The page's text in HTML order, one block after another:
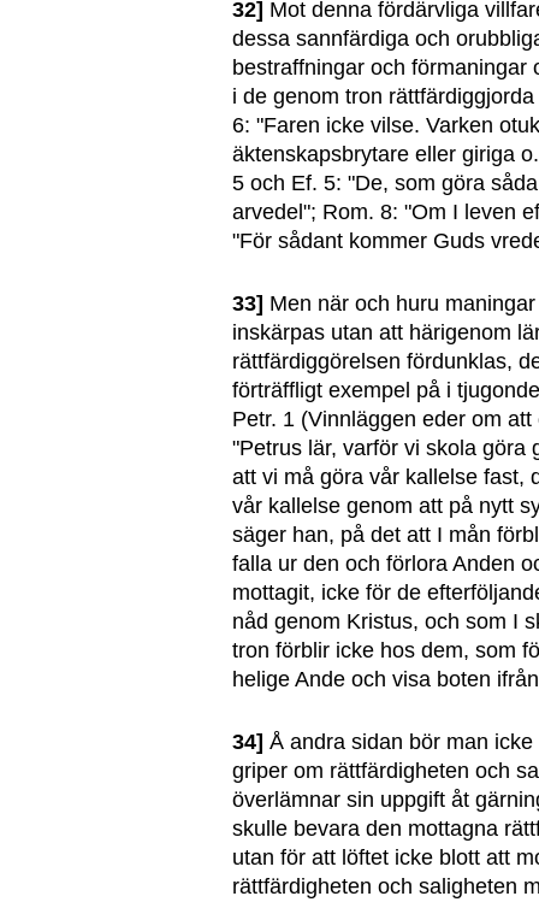
32] Mot denna fördärvliga
dessa sannfärdiga och
bestraffningar och
i de genom tron
6: "Faren icke vilse. Varken
äktenskapsbrytare eller giriga
5 och Ef. 5: "De, som göra
arvedel"; Rom. 8: "Om I leven
"För sådant kommer Guds
33] Men när och huru
inskärpas utan att härigenom
rättfärdiggörelsen fördunklas,
förträffligt exempel på i
Petr. 1 (Vinnläggen eder om
"Petrus lär, varför vi skola göra
att vi må göra vår kallelse fast,
vår kallelse genom att på nytt
säger han, på det att I mån
falla ur den och förlora Anden
mottagit, icke för de
nåd genom Kristus, och som I
tron förblir icke hos dem, som
helige Ande och visa boten
34] Å andra sidan bör man
griper om rättfärdigheten och
överlämnar sin uppgift åt
skulle bevara den mottagna
utan för att löftet icke blott att
rättfärdigheten och saligheten